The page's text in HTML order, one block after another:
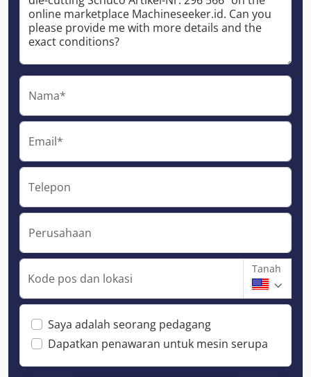
Nama*
Email*
Telepon
Perusahaan
Kode pos dan lokasi
Tanah
Saya adalah seorang pedagang
Dapatkan penawaran untuk mesin serupa